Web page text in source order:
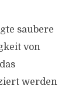
saubere
von
werden